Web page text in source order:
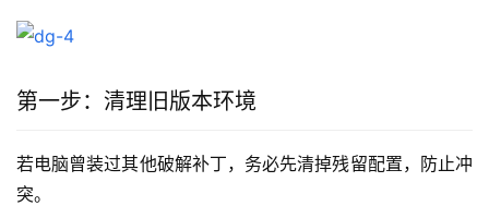
第一步：清理旧版本环境
若电脑曾装过其他破解补丁，务必先清掉残留配置，防止冲
突。